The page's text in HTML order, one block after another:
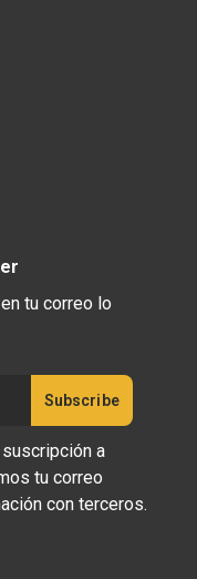
tu correo lo
a
tu correo
con terceros.